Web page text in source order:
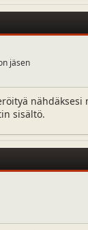
jäsen
nähdäksesi
sisältö.